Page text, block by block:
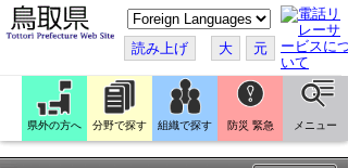
こ
の
ペ
ー
ジ
翻
訳
す
る
読み上げ 大 元
県外の方へ 分野で探す 組織で探す 防災 緊急 メニュー